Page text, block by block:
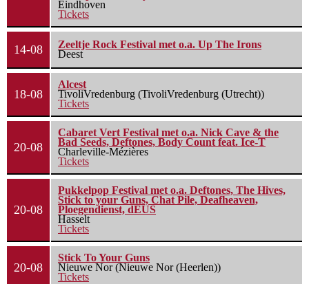
Eindhoven
Tickets
14-08
Zeeltje Rock Festival met o.a. Up The Irons
Deest
18-08
Alcest
TivoliVredenburg (TivoliVredenburg (Utrecht))
Tickets
20-08
Cabaret Vert Festival met o.a. Nick Cave & the
Bad Seeds, Deftones, Body Count feat. Ice-T
Charleville-Mézières
Tickets
20-08
Pukkelpop Festival met o.a. Deftones, The Hives,
Stick to your Guns, Chat Pile, Deafheaven,
Ploegendienst, dEUS
Hasselt
Tickets
20-08
Stick To Your Guns
Nieuwe Nor (Nieuwe Nor (Heerlen))
Tickets